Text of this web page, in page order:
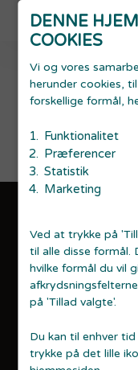
DENNE
COOKIES
Vi og vores
herunder cookies,
forskellige formål,
Funktionalitet
Præferencer
Statistik
Marketing
Ved at trykke på
til alle disse formål.
hvilke formål du vil
på 'Tillad valgte'.
Du kan til enhver
trykke på det lille
KONTAKT
Startvækst Aarhus
Åbogade 15, 16. etage
8200 Aarhus N
70 15 16 18
info@startaarhus.dk
GDPR OG
Cookiepolitik